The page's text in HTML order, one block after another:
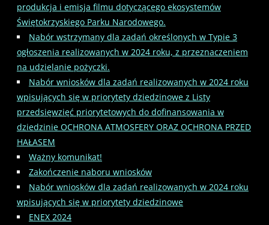
produkcja i emisja filmu dotyczącego ekosystemów
Świętokrzyskiego Parku Narodowego.
Nabór wstrzymany dla zadań określonych w Typie 3
ogłoszenia realizowanych w 2024 roku, z przeznaczeniem
na udzielanie pożyczki.
Nabór wniosków dla zadań realizowanych w 2024 roku
wpisujących się w priorytety dziedzinowe z Listy
przedsięwzięć priorytetowych do dofinansowania w
dziedzinie OCHRONA ATMOSFERY ORAZ OCHRONA PRZED
HAŁASEM
Ważny komunikat!
Zakończenie naboru wniosków
Nabór wniosków dla zadań realizowanych w 2024 roku
wpisujących się w priorytety dziedzinowe
ENEX 2024